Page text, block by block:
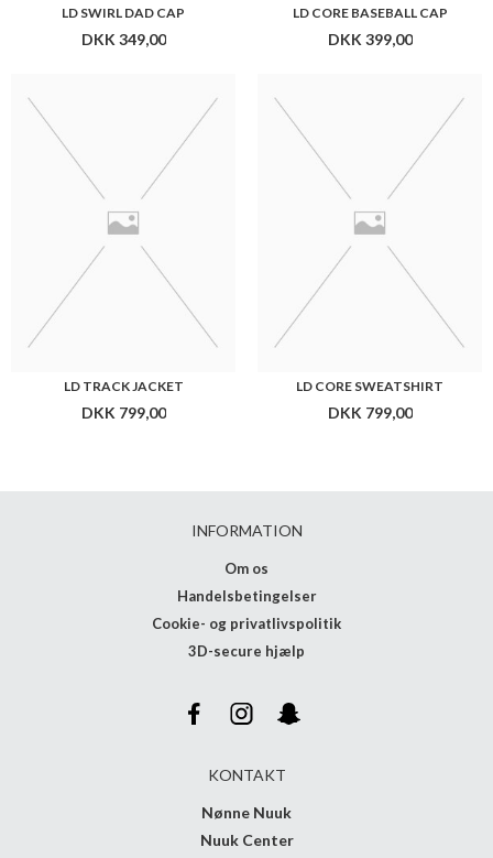
LD SWIRL DAD CAP
DKK 349,00
LD CORE BASEBALL CAP
DKK 399,00
LD TRACK JACKET
DKK 799,00
LD CORE SWEATSHIRT
DKK 799,00
INFORMATION
Om os
Handelsbetingelser
Cookie- og privatlivspolitik
3D-secure hjælp
KONTAKT
Nønne Nuuk
Nuuk Center